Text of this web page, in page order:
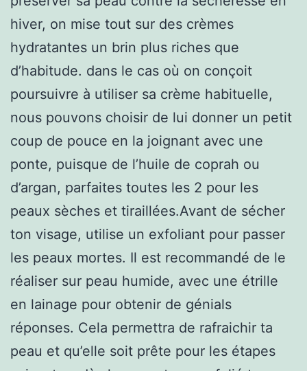
hiver, on mise tout sur des crèmes
hydratantes un brin plus riches que
d’habitude. dans le cas où on conçoit
poursuivre à utiliser sa crème habituelle,
nous pouvons choisir de lui donner un petit
coup de pouce en la joignant avec une
ponte, puisque de l’huile de coprah ou
d’argan, parfaites toutes les 2 pour les
peaux sèches et tiraillées.Avant de sécher
ton visage, utilise un exfoliant pour passer
les peaux mortes. Il est recommandé de le
réaliser sur peau humide, avec une étrille
en lainage pour obtenir de génials
réponses. Cela permettra de rafraichir ta
peau et qu’elle soit prête pour les étapes